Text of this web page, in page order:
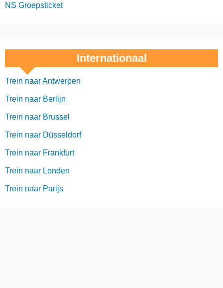
NS Groepsticket
Internationaal
Trein naar Antwerpen
Trein naar Berlijn
Trein naar Brussel
Trein naar Düsseldorf
Trein naar Frankfurt
Trein naar Londen
Trein naar Parijs